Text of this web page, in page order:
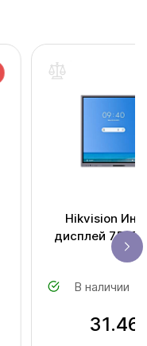
Hikvision
дисплей 75"
В наличии